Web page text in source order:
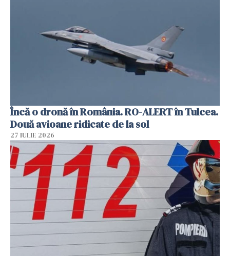
Încă o dronă în România. RO-ALERT în Tulcea.
Două avioane ridicate de la sol
27 IULIE 2026